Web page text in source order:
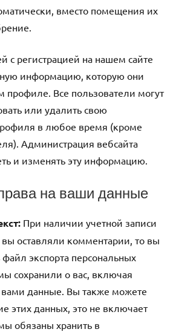
вместо помещения их
с регистрацией на нашем сайте
информацию, которую они
профиле. Все пользователи могут
или удалить свою
в любое время (кроме
Администрация вебсайта
и изменять эту информацию.
на ваши данные
При наличии учетной записи
вы оставляли комментарии, то вы
экспорта персональных
сохранили о вас, включая
вами данные. Вы также можете
этих данных, это не включает
обязаны хранить в